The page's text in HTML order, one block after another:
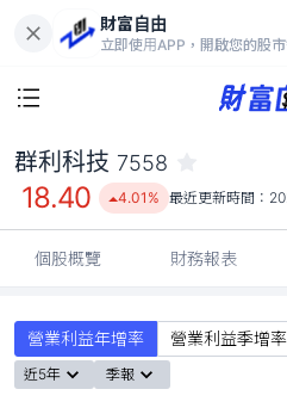
財富自由
立即使用APP，開啟您的股市
18.40
群利科技 7558
18.40 4.01% 最近更新時間：
個股概覽 財務報表
營業利益年增率 營業利益季增率
近5年 季報